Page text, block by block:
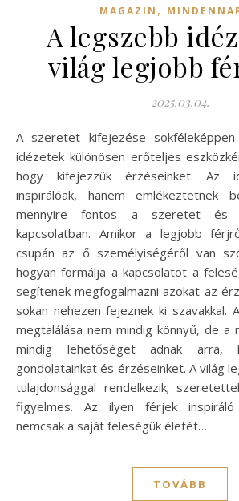
MAGAZIN ,
A legszebb
világ legjobb
2025.03.04.
A szeretet kifejezése sokféleképpen történhet, és az
idézetek különösen erőteljes
hogy kifejezzük érzéseinket. Az
inspirálóak, hanem emlékeztetnek
mennyire fontos a szeretet
kapcsolatban. Amikor a legjobb
csupán az ő személyiségéről van
hogyan formálja a kapcsolatot a
segítenek megfogalmazni azokat az
sokan nehezen fejeznek ki szavakkal.
megtalálása nem mindig könnyű, de a
mindig lehetőséget adnak arra,
gondolatainkat és érzéseinket. A világ
tulajdonsággal rendelkezik;
figyelmes. Az ilyen férjek inspiráló
nemcsak a saját feleségük életét…
TOVÁBB